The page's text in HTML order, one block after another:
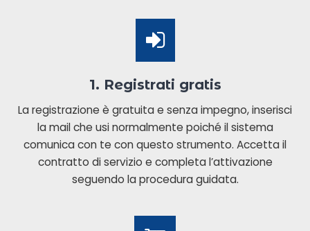
1. Registrati gratis
La registrazione è gratuita e senza impegno, inserisci
la mail che usi normalmente poiché il sistema
comunica con te con questo strumento. Accetta il
contratto di servizio e completa l’attivazione
seguendo la procedura guidata.